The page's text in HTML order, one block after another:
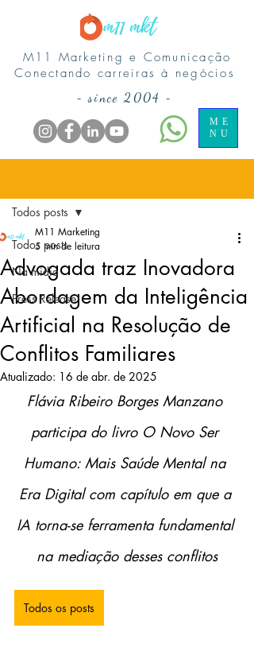
M11 Marketing e Comunicação
Conectando carreiras à negócios
ME
NU
-since 2004 -
Todos posts
Na midia
Press Release
Todos posts
Advogada traz Inovadora
Abordagem da Inteligência
Artificial na Resolução de
Conflitos Familiares
M11 Marketing
5 min de leitura
Atualizado: 16 de abr. de 2025
Flávia Ribeiro Borges Manzano
participa do livro O Novo Ser
Humano: Mais Saúde Mental na
Era Digital com capítulo em que a
IA torna-se ferramenta fundamental
na mediação desses conflitos
Todos os posts